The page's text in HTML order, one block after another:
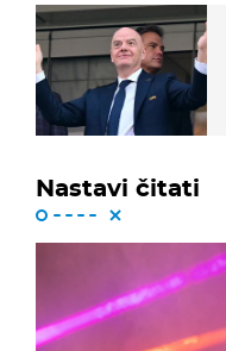
Nastavi čitati